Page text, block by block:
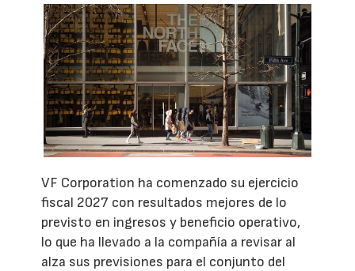
VF Corporation ha comenzado su ejercicio
fiscal 2027 con resultados mejores de lo
previsto en ingresos y beneficio operativo,
lo que ha llevado a la compañía a revisar al
alza sus previsiones para el conjunto del